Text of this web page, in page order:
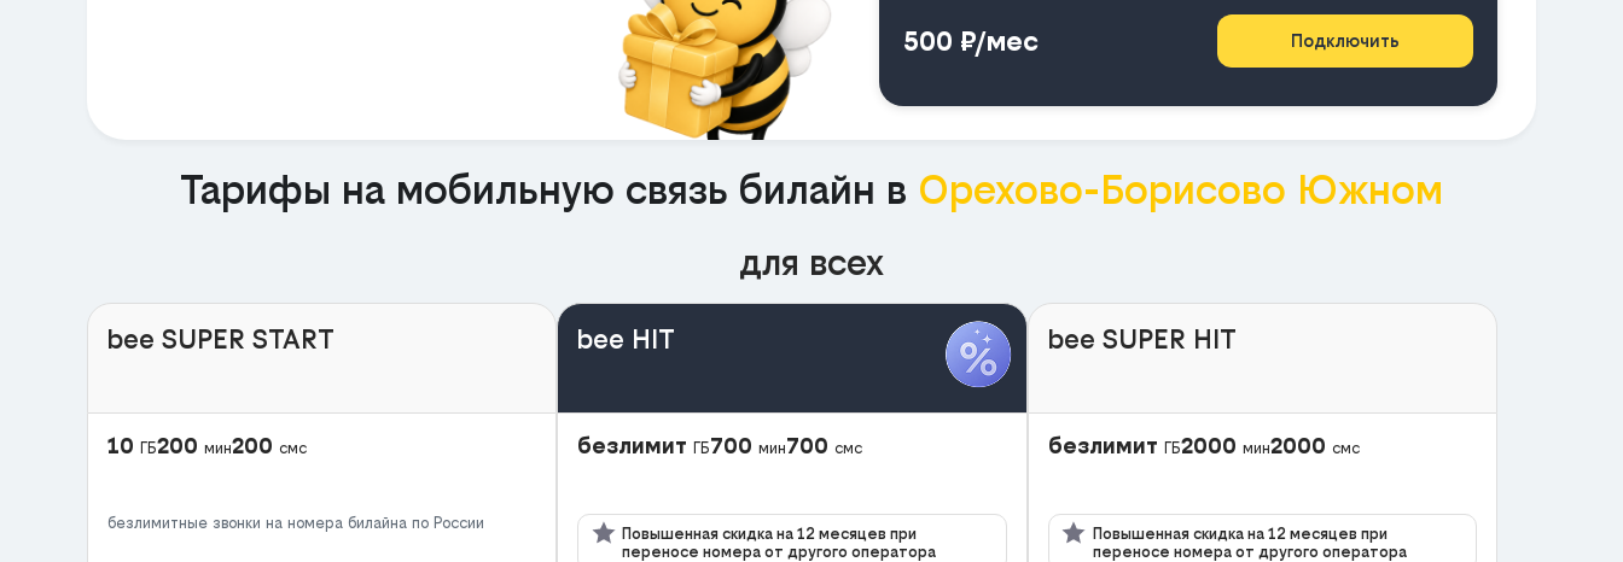
500 ₽/мес Подключить
Тарифы на мобильную связь билайн в Орехово-Борисово Южном
для всех
bee SUPER START
10 ГБ200 мин200 смс
безлимитные звонки на номера билайна по России
bee HIT
безлимит ГБ700 мин700 смс
Повышенная скидка на 12 месяцев при
переносе номера от другого оператора
bee SUPER HIT
безлимит ГБ2000 мин2000 смс
Повышенная скидка на 12 месяцев при
переносе номера от другого оператора